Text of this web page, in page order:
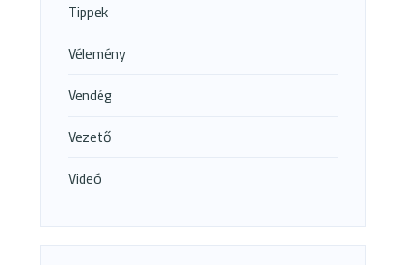
Tippek
Vélemény
Vendég
Vezető
Videó